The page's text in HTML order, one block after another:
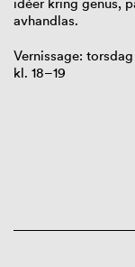
avhandlas.
Vernissage:
kl. 18–19